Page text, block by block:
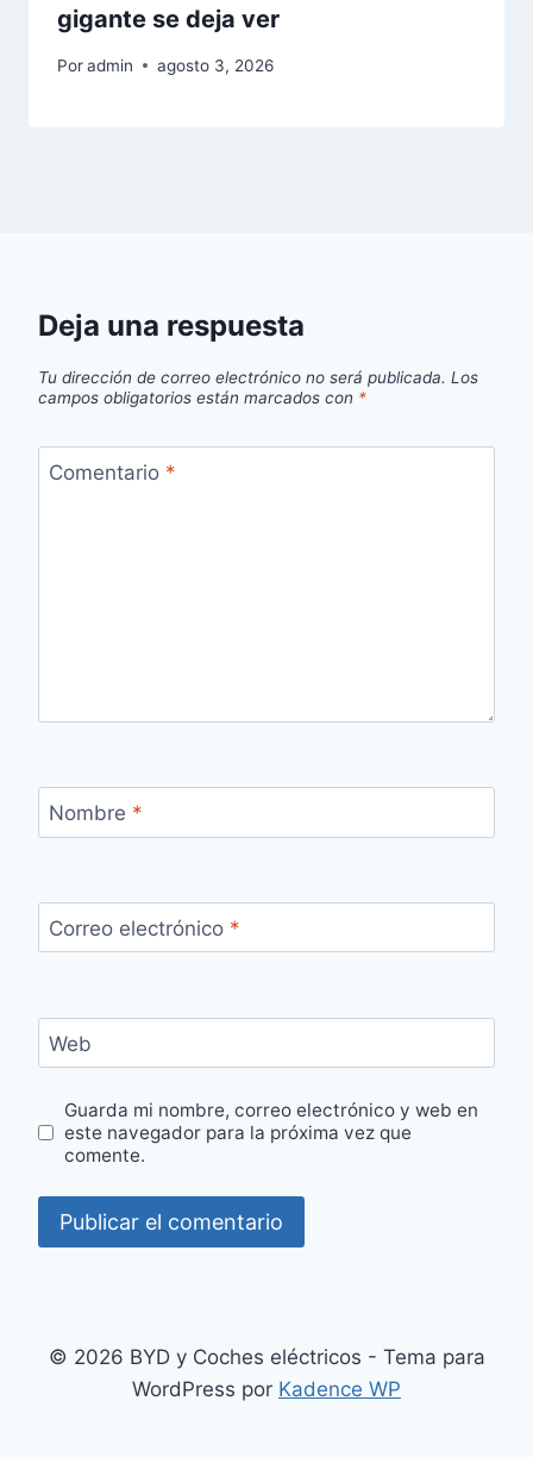
gigante se deja ver
Poradmin agosto 3, 2026
Deja una respuesta
Tu dirección de correo electrónico no será publicada. Los
campos obligatorios están marcados con *
Comentario *
Nombre *
Correo electrónico *
Web
Guarda mi nombre, correo electrónico y web en
este navegador para la próxima vez que
comente.
© 2026 BYD y Coches eléctricos - Tema para
WordPress por Kadence WP